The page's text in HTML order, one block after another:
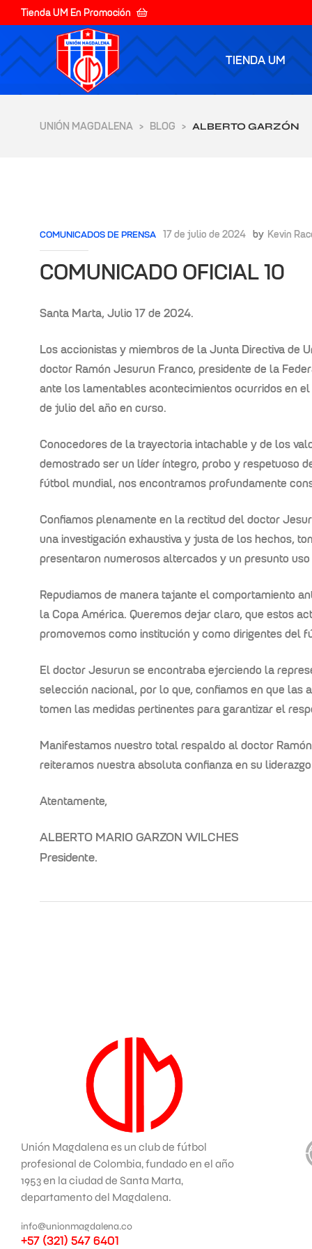
Tienda UM En Promoción
TIENDA UM
UNIÓN MAGDALENA > BLOG > ALBERTO GARZÓN
COMUNICADOS DE PRENSA 17 de julio de 2024 by Kevin
COMUNICADO OFICIAL 10
Santa Marta, Julio 17 de 2024.
Los accionistas y miembros de la Junta Directiva de
doctor Ramón Jesurun Franco, presidente de la
ante los lamentables acontecimientos ocurridos en
de julio del año en curso.
Conocedores de la trayectoria intachable y de los
demostrado ser un líder íntegro, probo y respetuoso
fútbol mundial, nos encontramos profundamente
Confiamos plenamente en la rectitud del doctor
una investigación exhaustiva y justa de los hechos,
presentaron numerosos altercados y un presunto
Repudiamos de manera tajante el comportamiento
la Copa América. Queremos dejar claro, que estos
promovemos como institución y como dirigentes del
El doctor Jesurun se encontraba ejerciendo la
selección nacional, por lo que, confiamos en que las
tomen las medidas pertinentes para garantizar el
Manifestamos nuestro total respaldo al doctor
reiteramos nuestra absoluta confianza en su
Atentamente,
ALBERTO MARIO GARZON WILCHES
Presidente.
Unión Magdalena es un club de fútbol
profesional de Colombia, fundado en el año
1953 en la ciudad de Santa Marta,
departamento del Magdalena.
info@unionmagdalena.co
+57 (321) 547 6401